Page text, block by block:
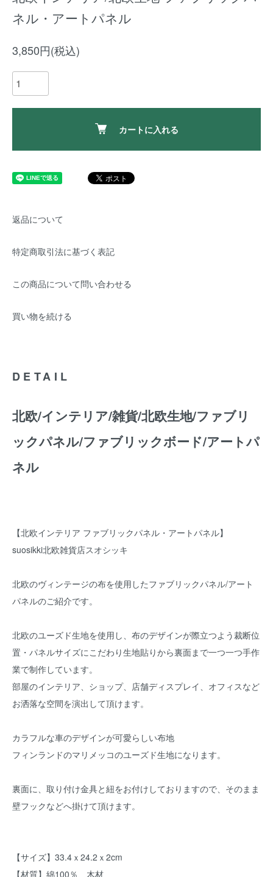
ネル・アートパネル
3,850円(税込)
カートに入れる
返品について
特定商取引法に基づく表記
この商品について問い合わせる
買い物を続ける
DETAIL
北欧/インテリア/雑貨/北欧生地/ファブリ
ックパネル/ファブリックボード/アートパ
ネル
【北欧インテリア ファブリックパネル・アートパネル】
suosikki北欧雑貨店スオシッキ
北欧のヴィンテージの布を使用したファブリックパネル/アート
パネルのご紹介です。
北欧のユーズド生地を使用し、布のデザインが際立つよう裁断位
置・パネルサイズにこだわり生地貼りから裏面まで一つ一つ手作
業で制作しています。
部屋のインテリア、ショップ、店舗ディスプレイ、オフィスなど
お洒落な空間を演出して頂けます。
カラフルな車のデザインが可愛らしい布地
フィンランドのマリメッコのユーズド生地になります。
裏面に、取り付け金具と紐をお付けしておりますので、そのまま
壁フックなどへ掛けて頂けます。
【サイズ】33.4ｘ24.2ｘ2cm
【材質】綿100％、木材